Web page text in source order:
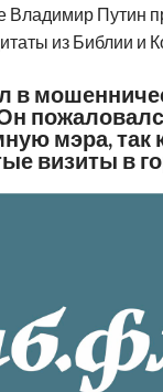
Владимир Путин
из Библии и
в
мэра, так
визиты в